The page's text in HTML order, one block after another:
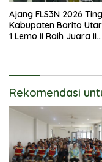
Ajang FLS3N 2026
Kabupaten Barito
1 Lemo II Raih Juara II
Rekomendasi